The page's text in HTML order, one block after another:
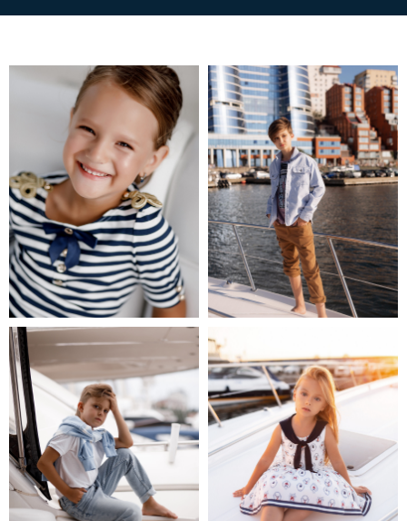
(c) Все права защищены. 2023-2026
FACES KIDS МОДЕЛЬНОЕ АГЕНТСТВО
Данный текст не является публичной
офертой в том или ином виде.